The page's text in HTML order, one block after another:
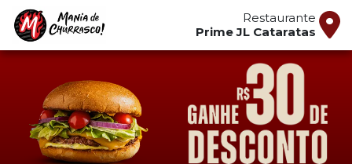
Restaurante
Prime JL Cataratas